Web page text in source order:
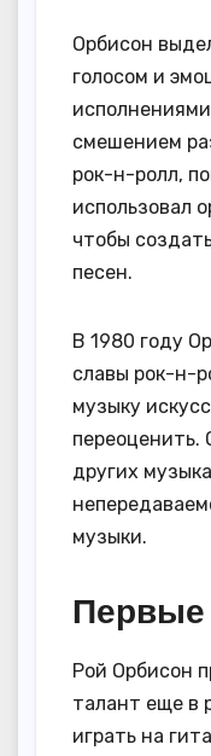
Орбисон
голосом и
смешением
рок-н-ролл,
использовал
чтобы
песен.
В 1980 году
славы рок-н-
музыку
других
музыки.
Первые
Рой Орбисон
талант еще в
играть на